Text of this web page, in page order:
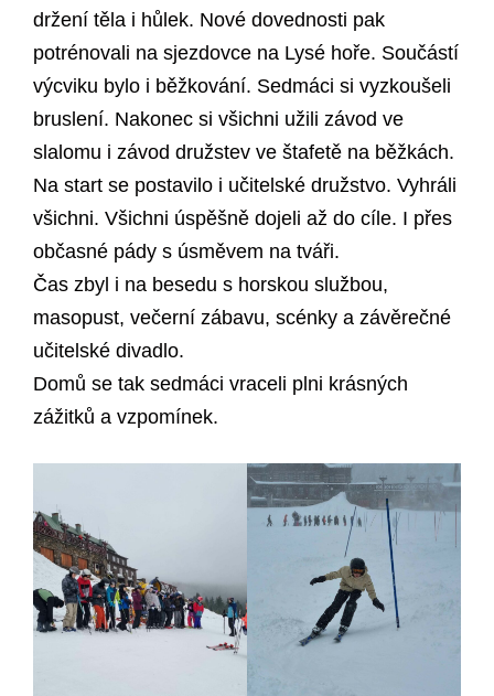
držení těla i hůlek. Nové dovednosti pak
potrénovali na sjezdovce na Lysé hoře. Součástí
výcviku bylo i běžkování. Sedmáci si vyzkoušeli
bruslení. Nakonec si všichni užili závod ve
slalomu i závod družstev ve štafetě na běžkách.
Na start se postavilo i učitelské družstvo. Vyhráli
všichni. Všichni úspěšně dojeli až do cíle. I přes
občasné pády s úsměvem na tváři.
Čas zbyl i na besedu s horskou službou,
masopust, večerní zábavu, scénky a závěrečné
učitelské divadlo.
Domů se tak sedmáci vraceli plni krásných
zážitků a vzpomínek.